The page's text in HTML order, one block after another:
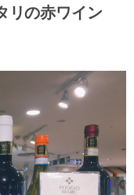
リの赤ワイン